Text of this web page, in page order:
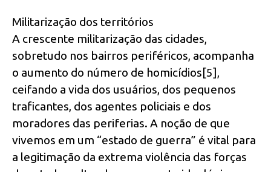
Militarização dos territórios
A crescente militarização das cidades,
sobretudo nos bairros periféricos, acompanha
o aumento do número de homicídios[5],
ceifando a vida dos usuários, dos pequenos
traficantes, dos agentes policiais e dos
moradores das periferias. A noção de que
vivemos em um “estado de guerra” é vital para
a legitimação da extrema violência das forças